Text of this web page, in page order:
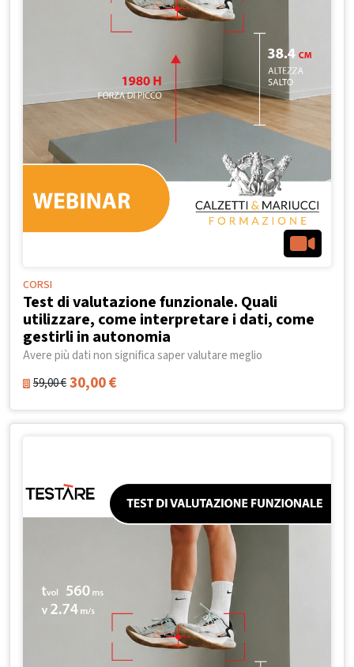
CORSI
Test di valutazione funzionale. Quali
utilizzare, come interpretare i dati, come
gestirli in autonomia
Avere più dati non significa saper valutare meglio
59,00€30,00€